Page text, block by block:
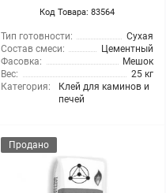
Код Товара: 83564
Тип готовности:
Сухая
Состав смеси:
Цементный
Фасовка:
Мешок
Вес:
25 кг
Категория:
Клей для каминов и
печей
Продано